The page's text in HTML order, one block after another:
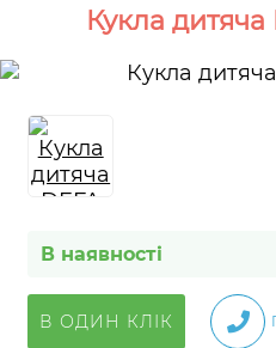
Кукла
В наявності
В ОДИН КЛІК